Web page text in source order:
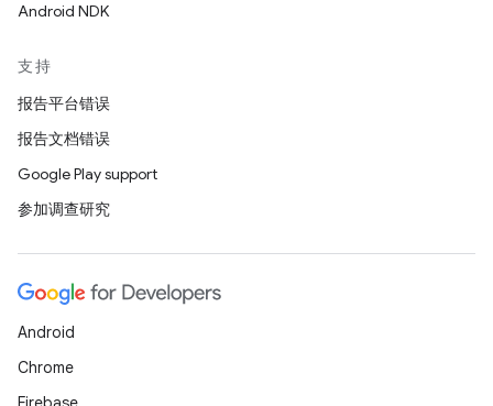
Android NDK
支持
报告平台错误
报告文档错误
Google Play support
参加调查研究
Android
Chrome